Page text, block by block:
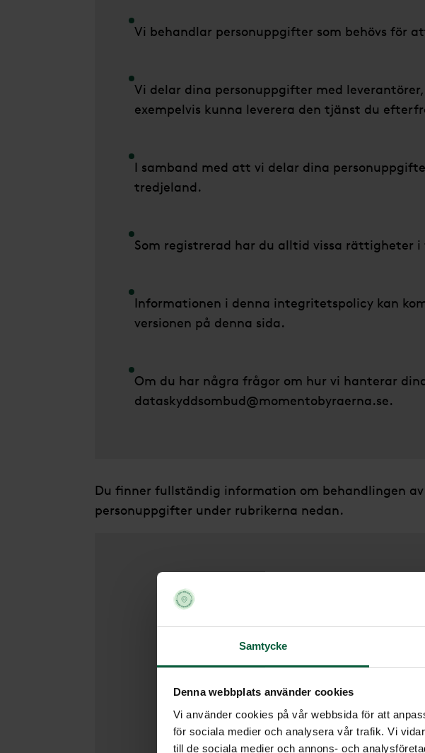
Samtycke
Denna webbplats använder cookies
Vi använder cookies på vår webbsida för att
för sociala medier och analysera vår trafik. Vi
till de sociala medier och annons- och
Vi behandlar personuppgifter som behövs för
Vi delar dina personuppgifter med
exempelvis kunna leverera den tjänst du
I samband med att vi delar dina
tredjeland.
Som registrerad har du alltid vissa rättigheter
Informationen i denna integritetspolicy kan
versionen på denna sida.
Om du har några frågor om hur vi hanterar
dataskyddsombud@momentobyraerna.se.
Du ﬁnner fullständig information om behandlingen
personuppgifter under rubrikerna nedan.
Vem gäller
Denna
kund till oss eller